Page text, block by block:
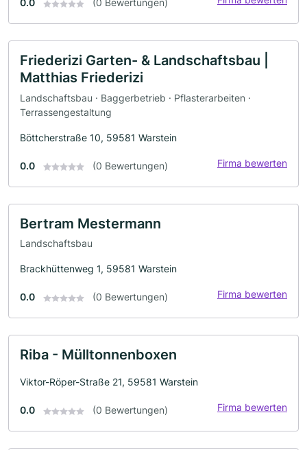
0.0 (0 Bewertungen)
Friederizi Garten- & Landschaftsbau |
Matthias Friederizi
Landschaftsbau · Baggerbetrieb · Pflasterarbeiten ·
Terrassengestaltung
Böttcherstraße 10, 59581 Warstein
0.0 (0 Bewertungen) Firma bewerten
Bertram Mestermann
Landschaftsbau
Brackhüttenweg 1, 59581 Warstein
0.0 (0 Bewertungen) Firma bewerten
Riba - Mülltonnenboxen
Viktor-Röper-Straße 21, 59581 Warstein
0.0 (0 Bewertungen) Firma bewerten